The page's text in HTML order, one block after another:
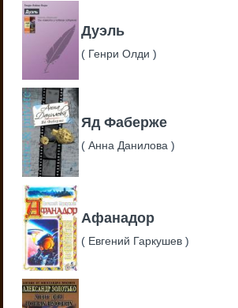
Дуэль
( Генри Олди)
Яд Фаберже
(Анна Данилова)
Афанадор
( Евгений Гаркушев)